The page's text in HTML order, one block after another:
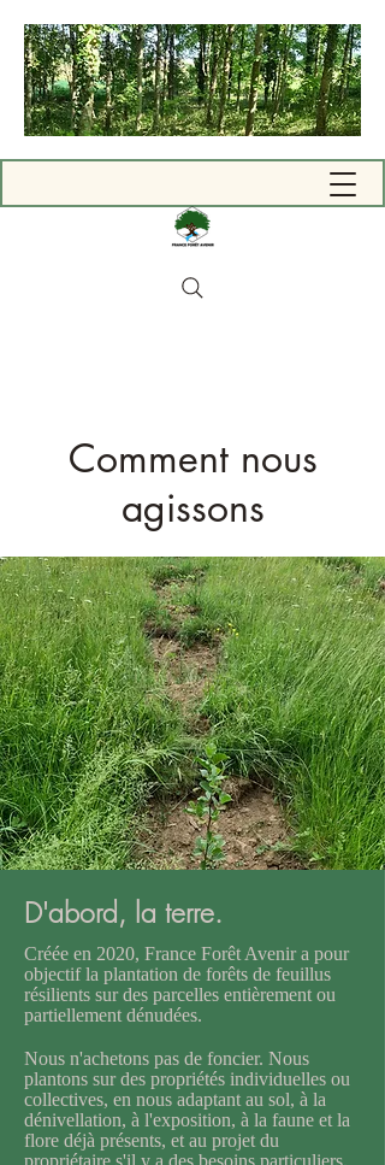
Comment nous
agissons
D'abord, la terre.
Créée en 2020, France Forêt Avenir a pour
objectif la plantation de forêts de feuillus
résilients sur des parcelles entièrement ou
partiellement dénudées.
Nous n'achetons pas de foncier. Nous
plantons sur des propriétés individuelles ou
collectives, en nous adaptant au sol, à la
dénivellation, à l'exposition, à la faune et la
flore déjà présents, et au projet du
propriétaire s'il y a des besoins particuliers.